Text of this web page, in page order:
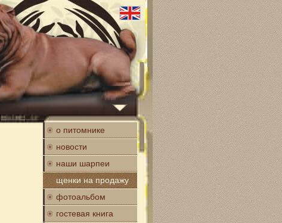
о питомнике
новости
наши шарпеи
щенки на продажу
фотоальбом
гостевая книга